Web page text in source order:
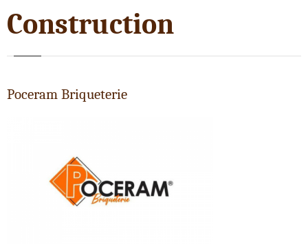
Construction
Poceram Briqueterie